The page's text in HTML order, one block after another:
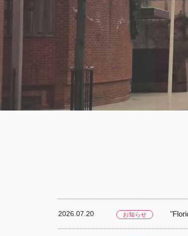
2026.07.20 お知らせ